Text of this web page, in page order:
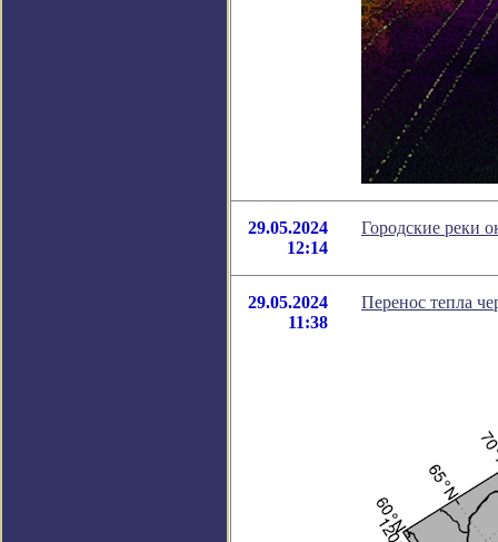
29.05.2024
12:14
Городские реки
29.05.2024
11:38
Перенос тепла